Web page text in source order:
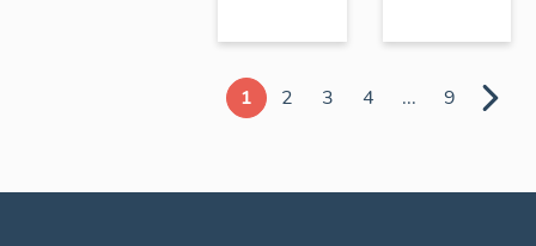
1 2 3 4 ... 9